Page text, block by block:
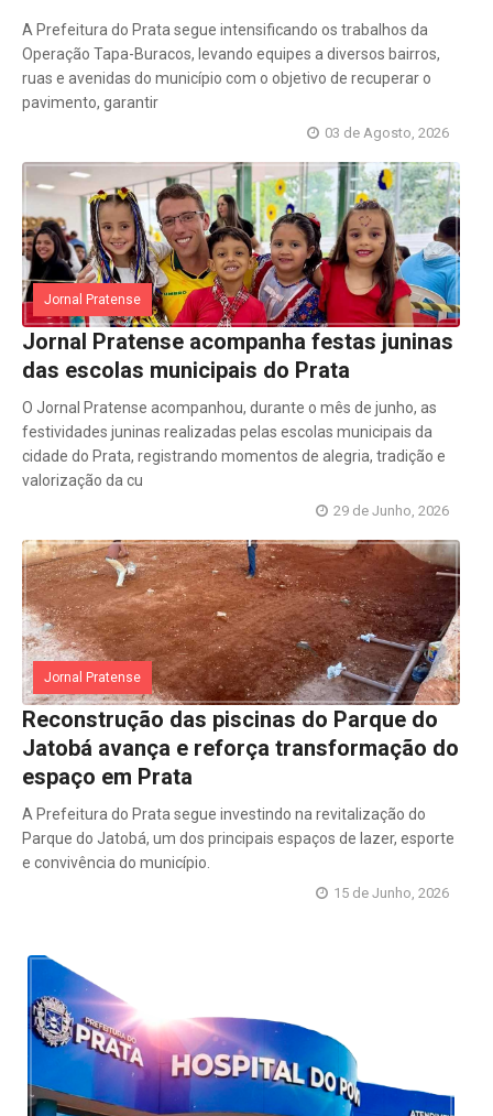
A Prefeitura do Prata segue intensificando os trabalhos da
Operação Tapa-Buracos, levando equipes a diversos bairros,
ruas e avenidas do município com o objetivo de recuperar o
pavimento, garantir
03 de Agosto, 2026
Jornal Pratense
Jornal Pratense acompanha festas juninas
das escolas municipais do Prata
O Jornal Pratense acompanhou, durante o mês de junho, as
festividades juninas realizadas pelas escolas municipais da
cidade do Prata, registrando momentos de alegria, tradição e
valorização da cu
29 de Junho, 2026
Jornal Pratense
Reconstrução das piscinas do Parque do
Jatobá avança e reforça transformação do
espaço em Prata
A Prefeitura do Prata segue investindo na revitalização do
Parque do Jatobá, um dos principais espaços de lazer, esporte
e convivência do município.
15 de Junho, 2026